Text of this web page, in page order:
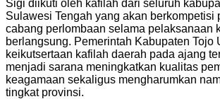
Sigi diikuti oleh kafilah dari seluruh
Sulawesi Tengah yang akan berkompetisi
cabang perlombaan selama pelaksanaan
berlangsung. Pemerintah Kabupaten Tojo
keikutsertaan kafilah daerah pada ajang
menjadi sarana meningkatkan kualitas
keagamaan sekaligus mengharumkan
tingkat provinsi.